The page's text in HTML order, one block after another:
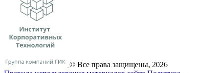
© Все права защищены, 2026